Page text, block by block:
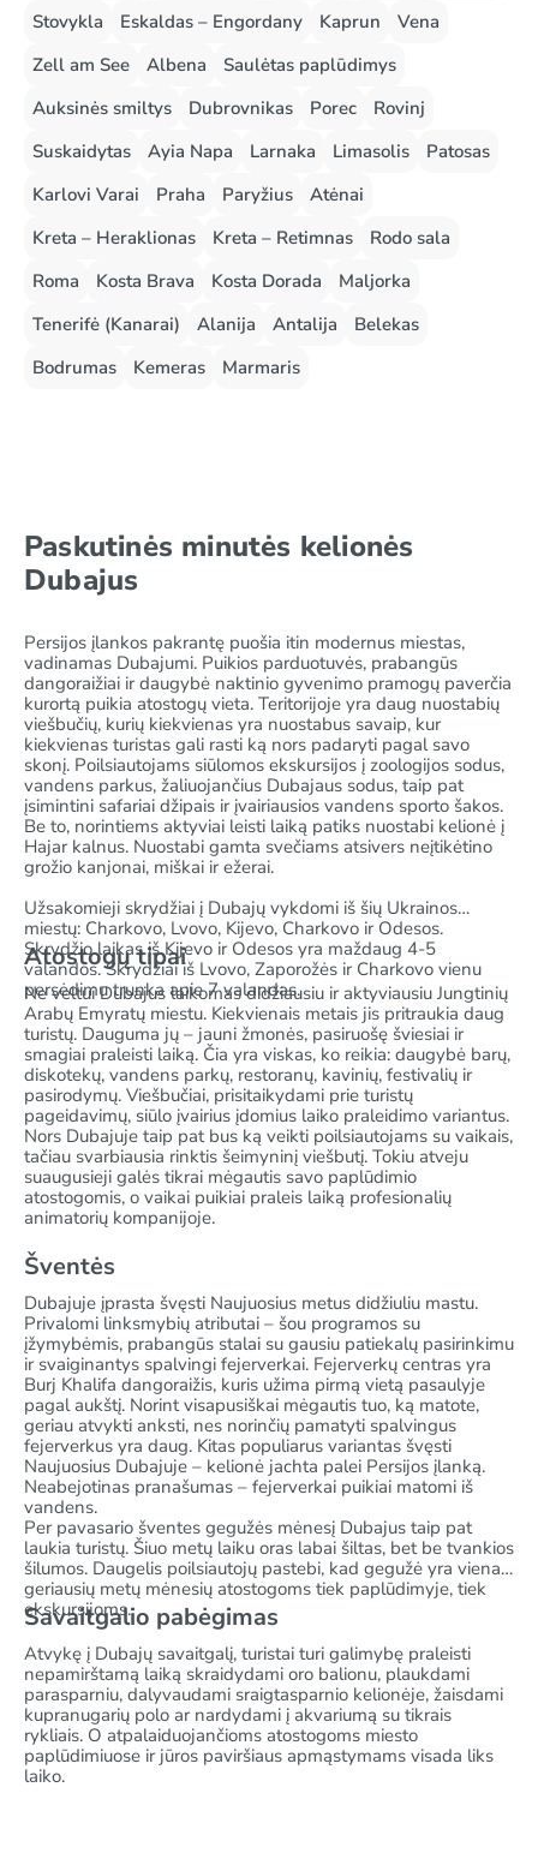
Stovykla
Eskaldas – Engordany Kaprun
Vena
Zell am See
Albena
Saulėtas paplūdimys
Auksinės smiltys
Dubrovnikas Porec
Rovinj
Suskaidytas
Ayia Napa Larnaka Limasolis
Patosas
Karlovi Varai
Praha Paryžius
Atėnai
Kreta – Heraklionas
Kreta – Retimnas
Rodo sala
Roma
Kosta Brava Kosta Dorada
Maljorka
Tenerifė (Kanarai)
Alanija Antalija
Belekas
Bodrumas
Kemeras Marmaris
Paskutinės minutės kelionės
Dubajus
Persijos įlankos pakrantę puošia itin modernus miestas,
vadinamas Dubajumi. Puikios parduotuvės, prabangūs
dangoraižiai ir daugybė naktinio gyvenimo pramogų paverčia
kurortą puikia atostogų vieta. Teritorijoje yra daug nuostabių
viešbučių, kurių kiekvienas yra nuostabus savaip, kur
kiekvienas turistas gali rasti ką nors padaryti pagal savo
skonį. Poilsiautojams siūlomos ekskursijos į zoologijos sodus,
vandens parkus, žaliuojančius Dubajaus sodus, taip pat
įsimintini safariai džipais ir įvairiausios vandens sporto šakos.
Be to, norintiems aktyviai leisti laiką patiks nuostabi kelionė į
Hajar kalnus. Nuostabi gamta svečiams atsivers neįtikėtino
grožio kanjonai, miškai ir ežerai.
Užsakomieji skrydžiai į Dubajų vykdomi iš šių Ukrainos
miestų: Charkovo, Lvovo, Kijevo, Charkovo ir Odesos.
Skrydžio laikas iš Kijevo ir Odesos yra maždaug 4-5
valandos. Skrydžiai iš Lvovo, Zaporožės ir Charkovo vienu
persėdimu trunka apie 7 valandas.
Atostogų tipai
Ne veltui Dubajus laikomas didžiausiu ir aktyviausiu Jungtinių
Arabų Emyratų miestu. Kiekvienais metais jis pritraukia daug
turistų. Dauguma jų – jauni žmonės, pasiruošę šviesiai ir
smagiai praleisti laiką. Čia yra viskas, ko reikia: daugybė barų,
diskotekų, vandens parkų, restoranų, kavinių, festivalių ir
pasirodymų. Viešbučiai, prisitaikydami prie turistų
pageidavimų, siūlo įvairius įdomius laiko praleidimo variantus.
Nors Dubajuje taip pat bus ką veikti poilsiautojams su vaikais,
tačiau svarbiausia rinktis šeimyninį viešbutį. Tokiu atveju
suaugusieji galės tikrai mėgautis savo paplūdimio
atostogomis, o vaikai puikiai praleis laiką profesionalių
animatorių kompanijoje.
Šventės
Dubajuje įprasta švęsti Naujuosius metus didžiuliu mastu.
Privalomi linksmybių atributai – šou programos su
įžymybėmis, prabangūs stalai su gausiu patiekalų pasirinkimu
ir svaiginantys spalvingi fejerverkai. Fejerverkų centras yra
Burj Khalifa dangoraižis, kuris užima pirmą vietą pasaulyje
pagal aukštį. Norint visapusiškai mėgautis tuo, ką matote,
geriau atvykti anksti, nes norinčių pamatyti spalvingus
fejerverkus yra daug. Kitas populiarus variantas švęsti
Naujuosius Dubajuje – kelionė jachta palei Persijos įlanką.
Neabejotinas pranašumas – fejerverkai puikiai matomi iš
vandens.
Per pavasario šventes gegužės mėnesį Dubajus taip pat
laukia turistų. Šiuo metų laiku oras labai šiltas, bet be tvankios
šilumos. Daugelis poilsiautojų pastebi, kad gegužė yra vienas
geriausių metų mėnesių atostogoms tiek paplūdimyje, tiek
ekskursijoms.
Savaitgalio pabėgimas
Atvykę į Dubajų savaitgalį, turistai turi galimybę praleisti
nepamirštamą laiką skraidydami oro balionu, plaukdami
parasparniu, dalyvaudami sraigtasparnio kelionėje, žaisdami
kupranugarių polo ar nardydami į akvariumą su tikrais
rykliais. O atpalaiduojančioms atostogoms miesto
paplūdimiuose ir jūros paviršiaus apmąstymams visada liks
laiko.